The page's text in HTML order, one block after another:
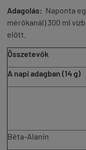
Adagolás: Naponta
mérőkanál) 300 ml
előtt.
Összetevők
A napi adagban (14 g)
Béta-Alanin